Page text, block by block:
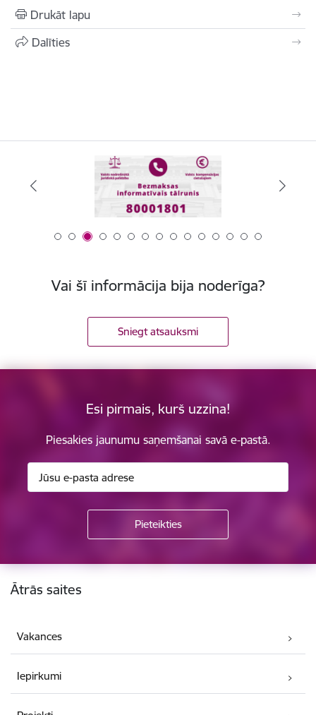
Drukāt lapu
Dalīties
Vai šī informācija bija noderīga?
Sniegt atsauksmi
Esi pirmais, kurš uzzina!
Piesakies jaunumu saņemšanai savā e-pastā.
Kājene
Ātrās saites
Vakances
Iepirkumi